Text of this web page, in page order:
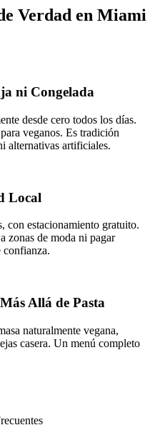
Verdad en Miami
ni Congelada
desde cero todos los días.
veganos. Es tradición
alternativas artificiales.
Local
con estacionamiento gratuito.
zonas de moda ni pagar
Allá de Pasta
naturalmente vegana,
casera. Un menú completo